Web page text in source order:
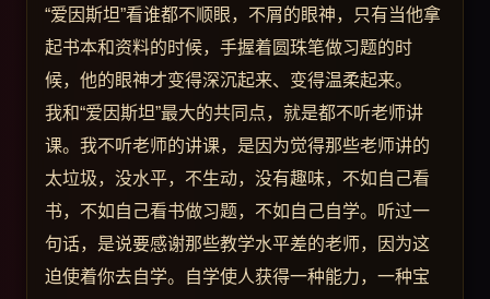
“爱因斯坦”看谁都不顺眼，不屑的眼神，只有当他拿
起书本和资料的时候，手握着圆珠笔做习题的时
候，他的眼神才变得深沉起来、变得温柔起来。
我和“爱因斯坦”最大的共同点，就是都不听老师讲
课。我不听老师的讲课，是因为觉得那些老师讲的
太垃圾，没水平，不生动，没有趣味，不如自己看
书，不如自己看书做习题，不如自己自学。听过一
句话，是说要感谢那些教学水平差的老师，因为这
迫使着你去自学。自学使人获得一种能力，一种宝